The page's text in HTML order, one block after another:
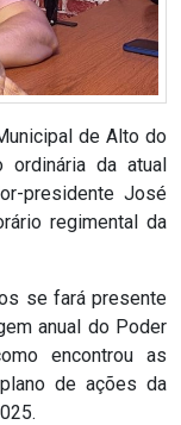
de Alto do
ordinária da atual
presidente José
regimental da
se fará presente
anual do Poder
encontrou as
de ações da